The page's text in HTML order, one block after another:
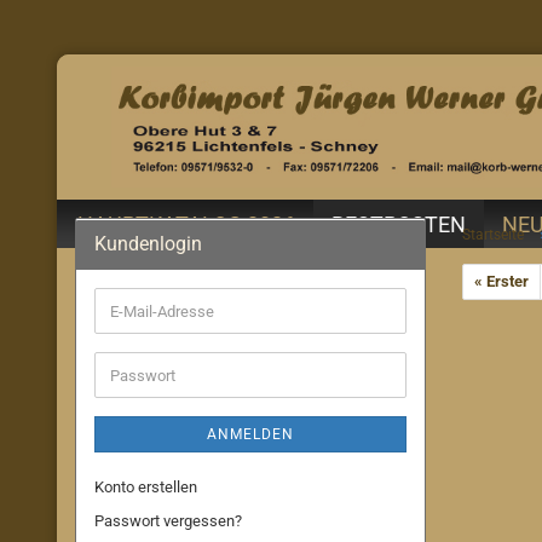
HAUPTKATALOG 2026 RESTPOSTENStartseite
« Erster
Kundenlogin
E-
Mail-
Adresse
Passwort
ANMELDEN
Konto erstellen
Passwort vergessen?